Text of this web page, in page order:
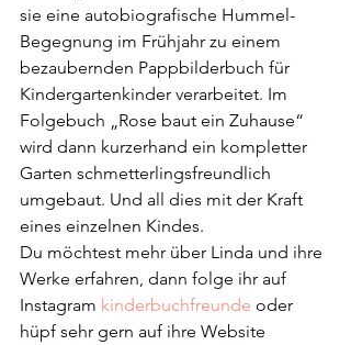
sie eine autobiografische Hummel-
Begegnung im Frühjahr zu einem
bezaubernden Pappbilderbuch für
Kindergartenkinder verarbeitet. Im
Folgebuch „Rose baut ein Zuhause“
wird dann kurzerhand ein kompletter
Garten schmetterlingsfreundlich
umgebaut. Und all dies mit der Kraft
eines einzelnen Kindes.
Du möchtest mehr über Linda und ihre
Werke erfahren, dann folge ihr auf
Instagram kinderbuchfreunde oder
hüpf sehr gern auf ihre Website